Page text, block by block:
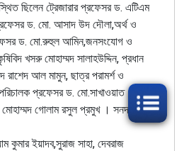
ছিলেন ট্রেজারার প্রফেসর ড. এটিএম
প্রফেসর ড. মো. আসাদ উদ দৌলা,অর্থ ও
ড. মো.রুহুল আমিন,জনসংযোগ ও
খসরু মোহাম্মদ সালাহউদ্দিন, প্রধান
আল মামুন, ছাত্র পরামর্শ ও
প্রফেসর ড. মো.সাখাওয়াত
মোহাম্মদ গোলাম রসুল প্রমুখ । সনদপত্র
কুমার ইয়াদব,সুরাজ সাহা, দেবরাজ